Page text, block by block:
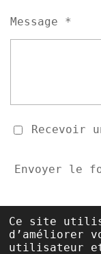
Ce site
d’améliorer
utilisateur et
Message *
Recevoir
Envoyer le